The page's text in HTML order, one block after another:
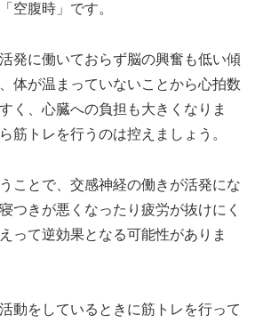
空腹時」です。
発に働いておらず脳の興奮も低い傾
体が温まっていないことから心拍数
く、心臓への負担も大きくなりま
筋トレを行うのは控えましょう。
ことで、交感神経の働きが活発にな
つきが悪くなったり疲労が抜けにく
って逆効果となる可能性がありま
動をしているときに筋トレを行って